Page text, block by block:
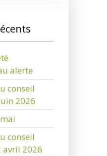
alerte
conseil
2026
conseil
2026